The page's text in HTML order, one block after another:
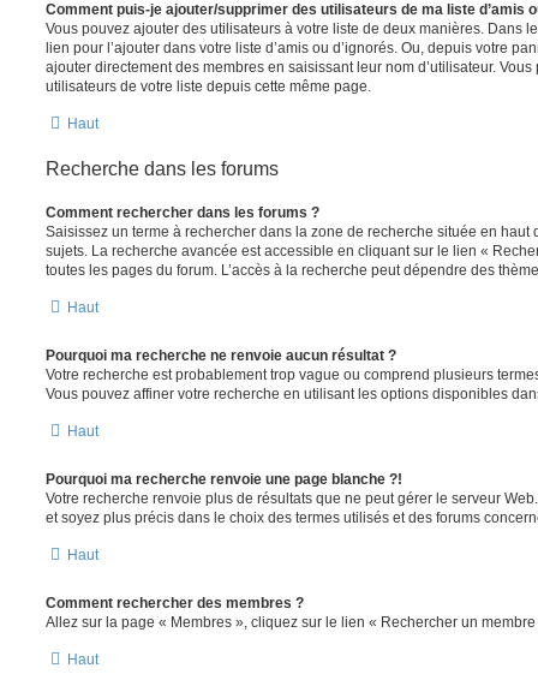
Comment puis-je ajouter/supprimer des utilisateurs de ma liste d’amis
Vous pouvez ajouter des utilisateurs à votre liste de deux manières. Dans
lien pour l’ajouter dans votre liste d’amis ou d’ignorés. Ou, depuis votre
ajouter directement des membres en saisissant leur nom d’utilisateur.
utilisateurs de votre liste depuis cette même page.
Haut
Recherche dans les forums
Comment rechercher dans les forums ?
Saisissez un terme à rechercher dans la zone de recherche située en haut
sujets. La recherche avancée est accessible en cliquant sur le lien «
toutes les pages du forum. L’accès à la recherche peut dépendre des
Haut
Pourquoi ma recherche ne renvoie aucun résultat ?
Votre recherche est probablement trop vague ou comprend plusieurs
Vous pouvez affiner votre recherche en utilisant les options disponibles
Haut
Pourquoi ma recherche renvoie une page blanche ?!
Votre recherche renvoie plus de résultats que ne peut gérer le serveur
et soyez plus précis dans le choix des termes utilisés et des forums
Haut
Comment rechercher des membres ?
Allez sur la page « Membres », cliquez sur le lien « Rechercher un membre
Haut